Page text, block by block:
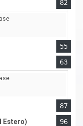
82
55
63
87
Estero)
96